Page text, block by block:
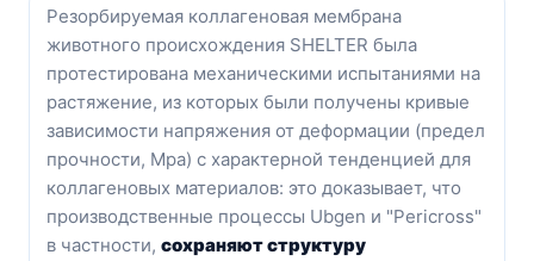
Резорбируемая коллагеновая мембрана
животного происхождения SHELTER была
протестирована механическими испытаниями на
растяжение, из которых были получены кривые
зависимости напряжения от деформации (предел
прочности, Mpa) с характерной тенденцией для
коллагеновых материалов: это доказывает, что
производственные процессы Ubgen и "Pericross"
в частности, сохраняют структуру